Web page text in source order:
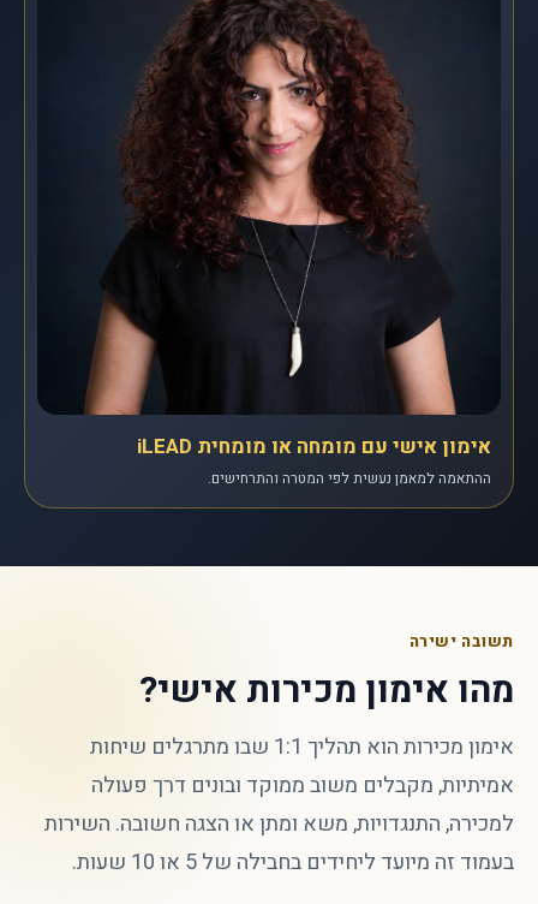
אימון אישי עם מומחה או מומחית iLEAD
ההתאמה למאמן נעשית לפי המטרה והתרחישים.
תשובה ישירה
מהו אימון מכירות אישי?
אימון מכירות הוא תהליך 1:1 שבו מתרגלים שיחות
אמיתיות, מקבלים משוב ממוקד ובונים דרך פעולה
למכירה, התנגדויות, משא ומתן או הצגה חשובה. השירות
בעמוד זה מיועד ליחידים בחבילה של 5 או 10 שעות.